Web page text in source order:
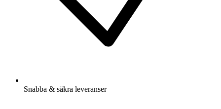
Snabba & säkra leveranser